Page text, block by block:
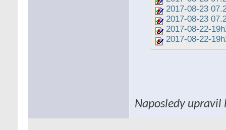
2017-08-23
2017-08-23
2017-08-22-
2017-08-22-
Naposledy upravil